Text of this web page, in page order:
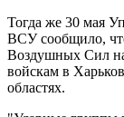
Тогда же 30 мая
ВСУ сообщило,
Воздушных Сил
войскам в
областях.